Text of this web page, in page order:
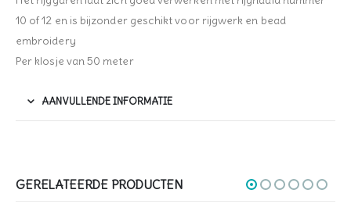
10 of 12 en is bijzonder geschikt voor rijgwerk en bead
embroidery
Per klosje van 50 meter
AANVULLENDE INFORMATIE
GERELATEERDE PRODUCTEN